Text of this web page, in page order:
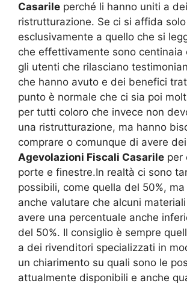
Casarile perché li hanno uniti a
ristrutturazione. Se ci si affida
esclusivamente a quello che si
che effettivamente sono centinaia
gli utenti che rilasciano
che hanno avuto e dei benefici
punto è normale che ci sia poi
per tutti coloro che invece non
una ristrutturazione, ma hanno
comprare o comunque di avere dei
Agevolazioni Fiscali Casarile per
porte e finestre.In realtà ci sono
possibili, come quella del 50%,
anche valutare che alcuni
avere una percentuale anche
del 50%. Il consiglio è sempre
a dei rivenditori specializzati in
un chiarimento su quali sono le
attualmente disponibili e anche